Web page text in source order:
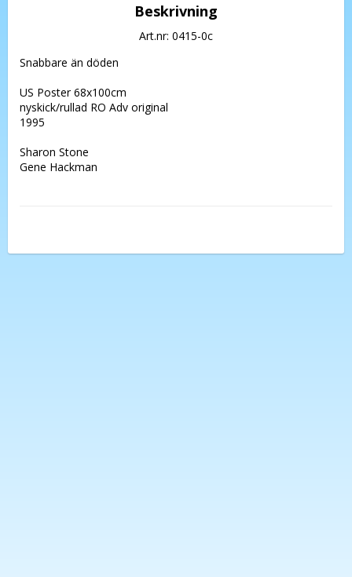
Beskrivning
Art.nr: 0415-0c
Snabbare än döden
US Poster 68x100cm
nyskick/rullad RO Adv original
1995
Sharon Stone
Gene Hackman